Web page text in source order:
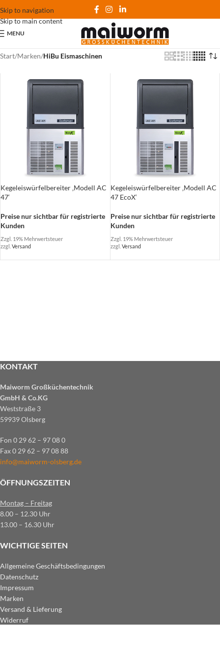
Skip to navigation
Skip to main content
MENU
Start/Marken/HiBu Eismaschinen
Kegeleiswürfelbereiter ‚Modell AC
47‘
Preise nur sichtbar für registrierte
Kunden
Zzgl. 19% Mehrwertsteuer
zzgl. Versand
Kegeleiswürfelbereiter ‚Modell AC
47 EcoX‘
Preise nur sichtbar für registrierte
Kunden
Zzgl. 19% Mehrwertsteuer
zzgl. Versand
KONTAKT
Maiworm Großküchentechnik
GmbH & Co.KG
Weststraße 3
59939 Olsberg
Fon 0 29 62 – 97 08 0
Fax 0 29 62 – 97 08 88
info@maiworm-olsberg.de
ÖFFNUNGSZEITEN
Montag – Freitag
8.00 – 12.30 Uhr
13.00 – 16.30 Uhr
WICHTIGE SEITEN
Allgemeine Geschäftsbedingungen
Datenschutz
Impressum
Marken
Versand & Lieferung
Widerruf